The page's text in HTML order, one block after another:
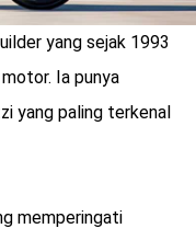
yang sejak 1993
Ia punya
yang paling terkenal
memperingati